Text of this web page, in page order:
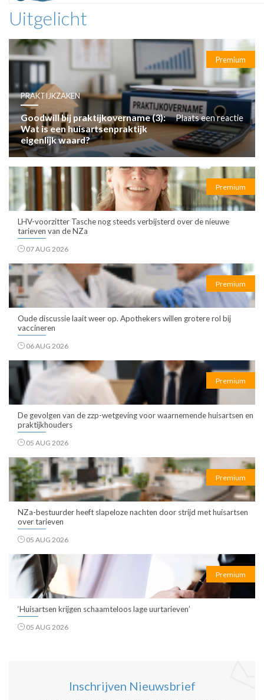
Uitgelicht
Premium
PRAKTIJKZAKEN
Goodwill bij praktijkovername (3):
Wat is een huisartsenpraktijk
eigenlijk waard?
Plaats een reactie
Premium
LHV-voorzitter Tasche nog steeds verbijsterd over de nieuwe
tarieven van de NZa
07 AUG 2026
Premium
Oude discussie laait weer op. Apothekers willen grotere rol bij
vaccineren
06 AUG 2026
Premium
De gevolgen van de zzp-wetgeving voor waarnemende huisartsen en
praktijkhouders
05 AUG 2026
Premium
NZa-bestuurder heeft slapeloze nachten door strijd met huisartsen
over tarieven
05 AUG 2026
Premium
‘Huisartsen krijgen schaamteloos lage uurtarieven’
05 AUG 2026
Inschrijven Nieuwsbrief